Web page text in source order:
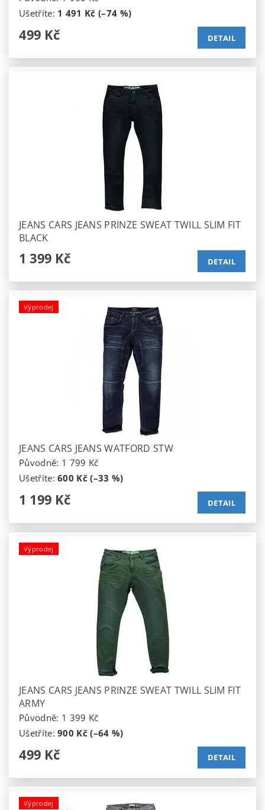
Ušetříte: 1 491 Kč (–74 %)
499 Kč DETAIL
JEANS CARS JEANS PRINZE SWEAT TWILL SLIM FIT
BLACK
1 399 Kč DETAIL
Výprodej
JEANS CARS JEANS WATFORD STW
Původně: 1 799 Kč
Ušetříte:600 Kč (–33 %)
1 199 Kč DETAIL
Výprodej
JEANS CARS JEANS PRINZE SWEAT TWILL SLIM FIT
ARMY
Původně: 1 399 Kč
Ušetříte:900 Kč (–64 %)
499 Kč DETAIL
Výprodej